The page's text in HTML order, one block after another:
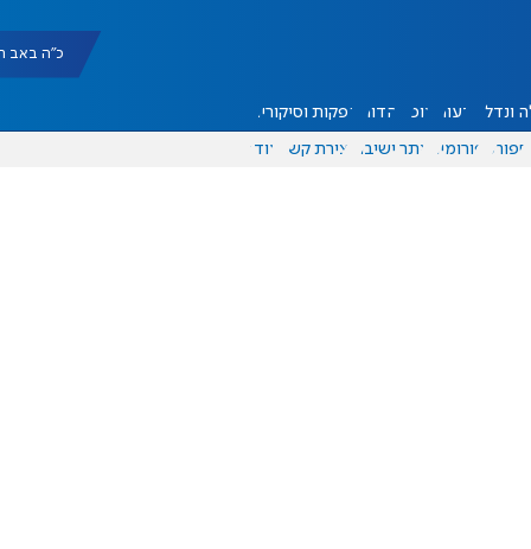
כ"ה באב תשפ"ו
ונדל"ן דעות אוכל יהדות הפקות וסיקורים
ספורט פורומים אתר ישיבה יצירת קשר עוד